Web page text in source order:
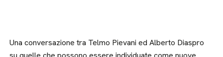
Una conversazione tra Telmo Pievani ed Alberto Diaspro